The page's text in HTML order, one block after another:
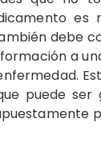
es
debe
a
puede